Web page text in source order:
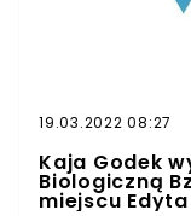
19.03.2022 08:27
Kaja Godek
Biologiczną
miejscu